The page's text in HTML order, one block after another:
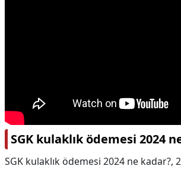
SGK kulaklık ödemesi 2024
SGK kulaklık ödemesi 2024 ne kadar?,